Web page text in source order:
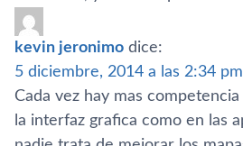
kevin jeronimo dice:
5 diciembre, 2014 a las 2:34 pm
Cada vez hay mas
la interfaz grafica como en las